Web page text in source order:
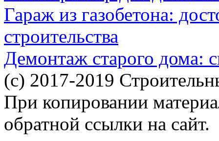
Гараж из газобетона:
строительства
Демонтаж старого дома:
(c) 2017-2019
При копировании
обратной ссылки на сайт.